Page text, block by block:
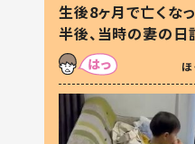
生後8ヶ月で亡く
半後、当時の妻の日
た本音とは